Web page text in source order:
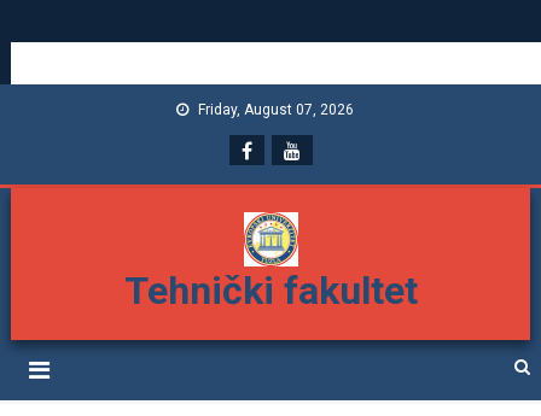
Friday, August 07, 2026
Tehnički fakultet